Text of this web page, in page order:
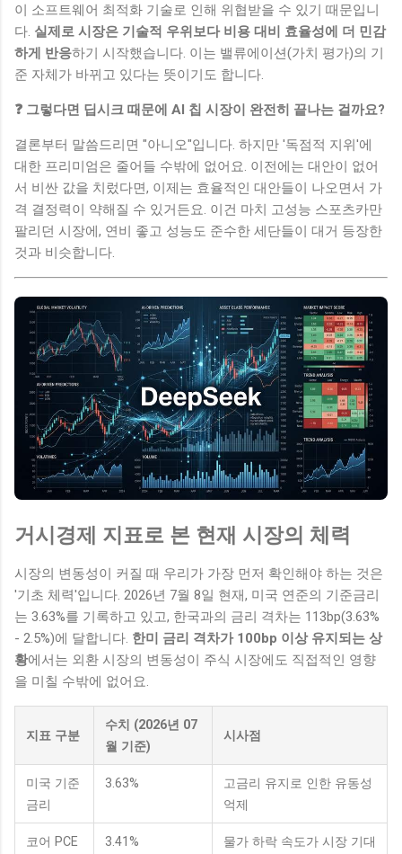
이 소프트웨어 최적화 기술로 인해 위협받을 수 있기 때문입니
다. 실제로 시장은 기술적 우위보다 비용 대비 효율성에 더 민감
하게 반응하기 시작했습니다. 이는 밸류에이션(가치 평가)의 기
준 자체가 바뀌고 있다는 뜻이기도 합니다.
❓ 그렇다면 딥시크 때문에 AI 칩 시장이 완전히 끝나는 걸까요?
결론부터 말씀드리면 "아니오"입니다. 하지만 '독점적 지위'에
대한 프리미엄은 줄어들 수밖에 없어요. 이전에는 대안이 없어
서 비싼 값을 치렀다면, 이제는 효율적인 대안들이 나오면서 가
격 결정력이 약해질 수 있거든요. 이건 마치 고성능 스포츠카만
팔리던 시장에, 연비 좋고 성능도 준수한 세단들이 대거 등장한
것과 비슷합니다.
거시경제 지표로 본 현재 시장의 체력
시장의 변동성이 커질 때 우리가 가장 먼저 확인해야 하는 것은
'기초 체력'입니다. 2026년 7월 8일 현재, 미국 연준의 기준금리
는 3.63%를 기록하고 있고, 한국과의 금리 격차는 113bp(3.63%
- 2.5%)에 달합니다. 한미 금리 격차가 100bp 이상 유지되는 상
황에서는 외환 시장의 변동성이 주식 시장에도 직접적인 영향
을 미칠 수밖에 없어요.
지표 구분
수치 (2026년 07
월 기준)
시사점
미국 기준
금리
3.63%
고금리 유지로 인한 유동성
억제
코어 PCE
3.41%
물가 하락 속도가 시장 기대